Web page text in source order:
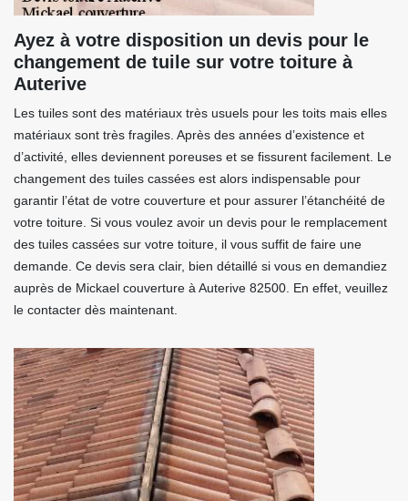
Ayez à votre disposition un devis pour le
changement de tuile sur votre toiture à
Auterive
Les tuiles sont des matériaux très usuels pour les toits mais elles
matériaux sont très fragiles. Après des années d’existence et
d’activité, elles deviennent poreuses et se fissurent facilement. Le
changement des tuiles cassées est alors indispensable pour
garantir l’état de votre couverture et pour assurer l’étanchéité de
votre toiture. Si vous voulez avoir un devis pour le remplacement
des tuiles cassées sur votre toiture, il vous suffit de faire une
demande. Ce devis sera clair, bien détaillé si vous en demandiez
auprès de Mickael couverture à Auterive 82500. En effet, veuillez
le contacter dès maintenant.